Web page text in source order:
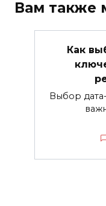
Вам также
Как
Выбор